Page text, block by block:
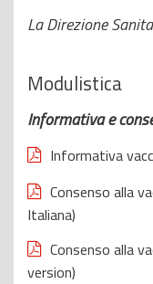
La Direzione
Modulistica
Informativa e
Informativa
Consenso alla
Italiana)
Consenso alla
version)